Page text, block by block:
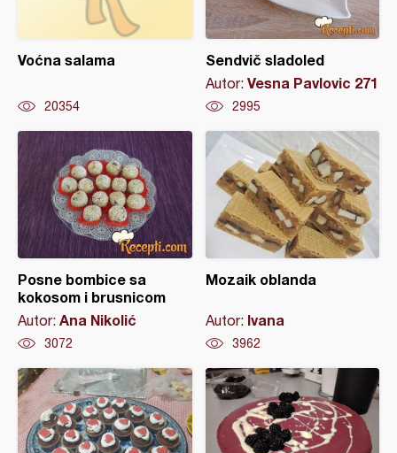
Voćna salama
20354
Sendvič sladoled
Autor: Vesna Pavlovic 271
2995
Posne bombice sa
kokosom i brusnicom
Autor: Ana Nikolić
3072
Mozaik oblanda
Autor: Ivana
3962